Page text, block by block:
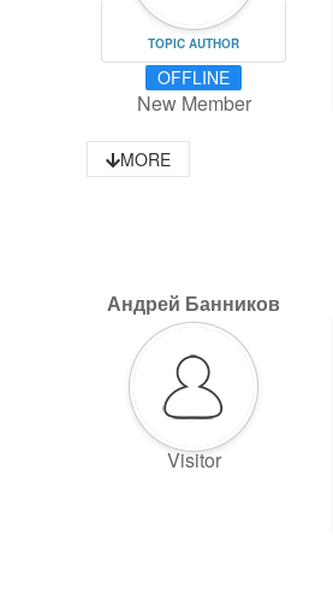
TOPIC AUTHOR
OFFLINE
New Member
MORE
Андрей Банников
Visitor